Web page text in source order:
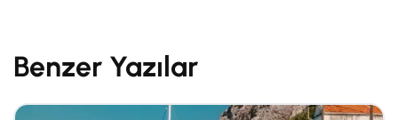
Benzer Yazılar